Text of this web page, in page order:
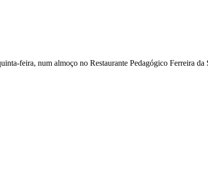
feira, num almoço no Restaurante Pedagógico Ferreira